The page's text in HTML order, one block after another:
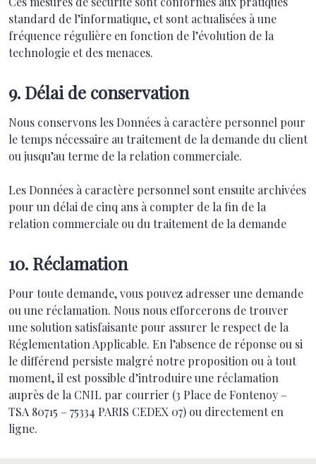
standard de l’informatique, et sont actualisées à une
fréquence régulière en fonction de l’évolution de la
technologie et des menaces.
9. Délai de conservation
Nous conservons les Données à caractère personnel pour
le temps nécessaire au traitement de la demande du client
ou jusqu’au terme de la relation commerciale.
Les Données à caractère personnel sont ensuite archivées
pour un délai de cinq ans à compter de la fin de la
relation commerciale ou du traitement de la demande
10. Réclamation
Pour toute demande, vous pouvez adresser une demande
ou une réclamation. Nous nous efforcerons de trouver
une solution satisfaisante pour assurer le respect de la
Réglementation Applicable. En l’absence de réponse ou si
le différend persiste malgré notre proposition ou à tout
moment, il est possible d’introduire une réclamation
auprès de la CNIL par courrier (3 Place de Fontenoy –
TSA 80715 – 75334 PARIS CEDEX 07) ou directement en
ligne.